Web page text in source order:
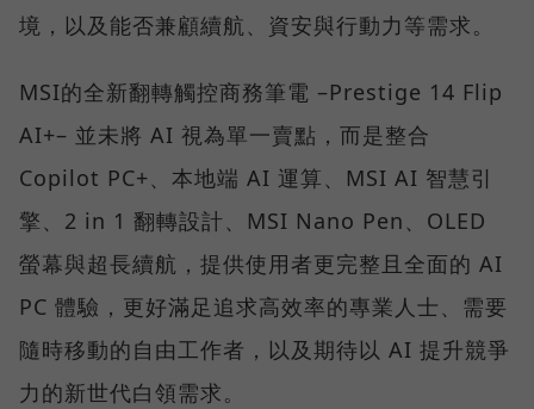
境，以及能否兼顧續航、資安與行動力等需求。
MSI的全新翻轉觸控商務筆電 –Prestige 14 Flip
AI+– 並未將 AI 視為單一賣點，而是整合
Copilot PC+、本地端 AI 運算、MSI AI 智慧引
擎、2 in 1 翻轉設計、MSI Nano Pen、OLED
螢幕與超長續航，提供使用者更完整且全面的 AI
PC 體驗，更好滿足追求高效率的專業人士、需要
隨時移動的自由工作者，以及期待以 AI 提升競爭
力的新世代白領需求。